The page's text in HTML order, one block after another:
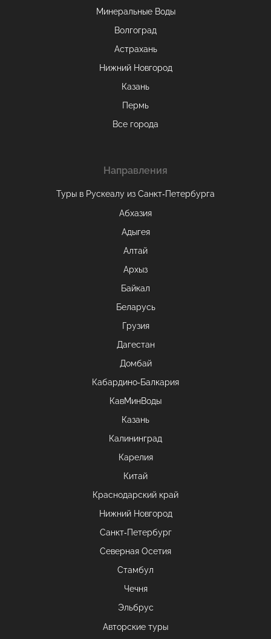
Минеральные Воды
Волгоград
Астрахань
Нижний Новгород
Казань
Пермь
Все города
Направления
Туры в Рускеалу из Санкт‑Петербурга
Абхазия
Адыгея
Алтай
Архыз
Байкал
Беларусь
Грузия
Дагестан
Домбай
Кабардино-Балкария
КавМинВоды
Казань
Калининград
Карелия
Китай
Краснодарский край
Нижний Новгород
Санкт-Петербург
Северная Осетия
Стамбул
Чечня
Эльбрус
Авторские туры